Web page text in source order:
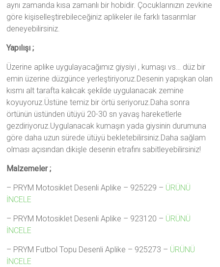
aynı zamanda kısa zamanlı bir hobidir. Çocuklarınızın zevkine
göre kişiselleştirebileceğiniz aplikeler ile farklı tasarımlar
deneyebilirsiniz.
Yapılışı ;
Üzerine aplike uygulayacağımız giysiyi , kumaşı vs… düz bir
emin üzerine düzgünce yerleştiriyoruz.Desenin yapışkan olan
kısmı alt tarafta kalıcak şekilde uygulanacak zemine
koyuyoruz.Üstüne temiz bir örtü seriyoruz.Daha sonra
örtünün üstünden ütüyü 20-30 sn yavaş hareketlerle
gezdiriyoruz.Uygulanacak kumaşın yada giysinin durumuna
göre daha uzun sürede ütüyü bekletebilirsiniz.Daha sağlam
olması açısından dikişle desenin etrafını sabitleyebilirsiniz!
Malzemeler ;
– PRYM Motosiklet Desenli Aplike – 925229 – ÜRÜNÜ
İNCELE
– PRYM Motosiklet Desenli Aplike – 923120 – ÜRÜNÜ
İNCELE
– PRYM Futbol Topu Desenli Aplike – 925273 – ÜRÜNÜ
İNCELE